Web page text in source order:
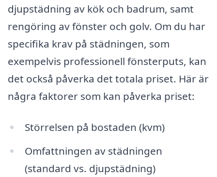
djupstädning av kök och badrum, samt
rengöring av fönster och golv. Om du har
specifika krav på städningen, som
exempelvis professionell fönsterputs, kan
det också påverka det totala priset. Här är
några faktorer som kan påverka priset:
Störrelsen på bostaden (kvm)
Omfattningen av städningen
(standard vs. djupstädning)